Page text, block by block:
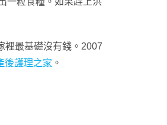
裡最基礎沒有錢。2007
後護理之家 。